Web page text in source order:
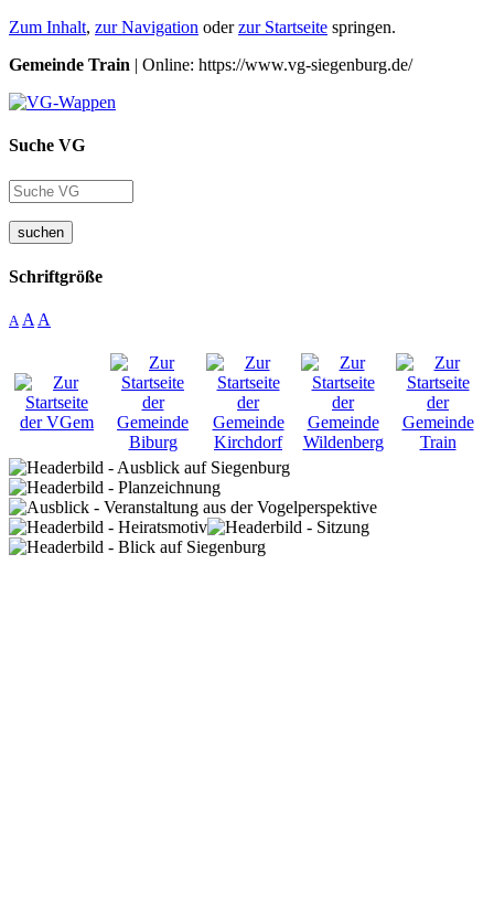
Zum Inhalt, zur Navigation oderzur Startseite springen.
Gemeinde Train | Online: https://www.vg-siegenburg.de/
Suche VG
suchen
Schriftgröße
A A A